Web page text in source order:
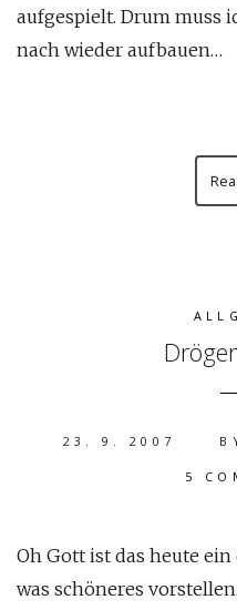
aufgespielt. Drum muss
nach wieder aufbauen…
23. 9. 2007
5
Oh Gott ist das heute
was schöneres